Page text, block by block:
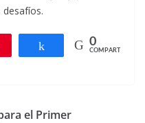
Compartir
0
COMPARTIR
el Primer